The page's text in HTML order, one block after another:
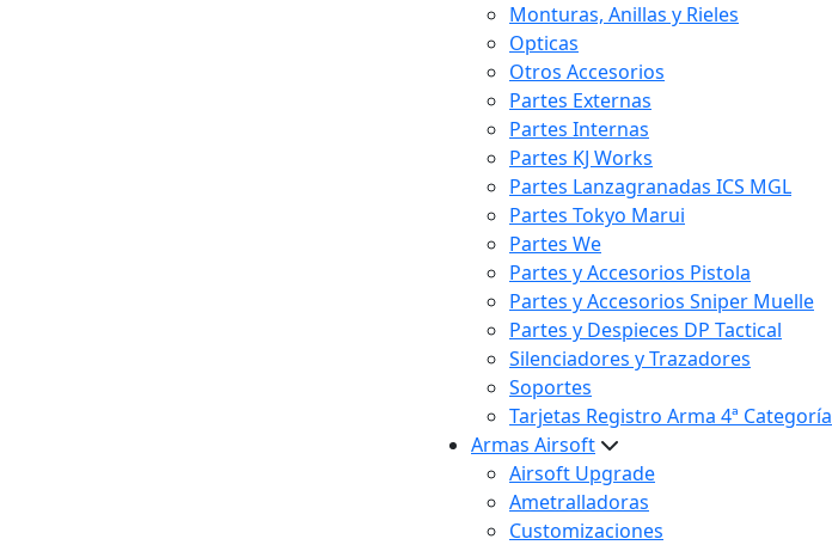
Monturas, Anillas y Rieles
Opticas
Otros Accesorios
Partes Externas
Partes Internas
Partes KJ Works
Partes Lanzagranadas ICS MGL
Partes Tokyo Marui
Partes We
Partes y Accesorios Pistola
Partes y Accesorios Sniper Muelle
Partes y Despieces DP Tactical
Silenciadores y Trazadores
Soportes
Tarjetas Registro Arma 4ª Categoría
Armas Airsoft
Airsoft Upgrade
Ametralladoras
Customizaciones